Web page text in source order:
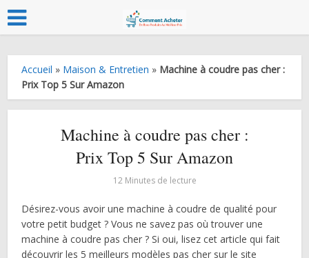
Accueil » Maison & Entretien » Machine à coudre pas cher :
Prix Top 5 Sur Amazon
Machine à coudre pas cher :
Prix Top 5 Sur Amazon
12 Minutes de lecture
Désirez-vous avoir une machine à coudre de qualité pour
votre petit budget ? Vous ne savez pas où trouver une
machine à coudre pas cher ? Si oui, lisez cet article qui fait
découvrir les 5 meilleurs modèles pas cher sur le site